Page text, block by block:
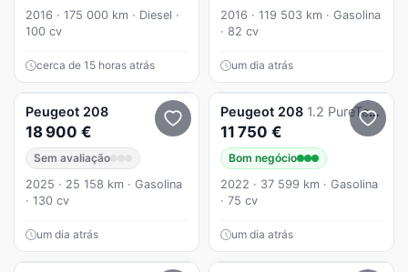
2016 · 175 000 km · Diesel ·
100 cv
cerca de 15 horas atrás
2016 · 119 503 km · Gasolina
· 82 cv
um dia atrás
Peugeot 208
18 900 €
Sem avaliação
2025 · 25 158 km · Gasolina
· 130 cv
um dia atrás
Peugeot 208 1.2 PureTech
11 750 €
Bom negócio
2022 · 37 599 km · Gasolina
· 75 cv
um dia atrás